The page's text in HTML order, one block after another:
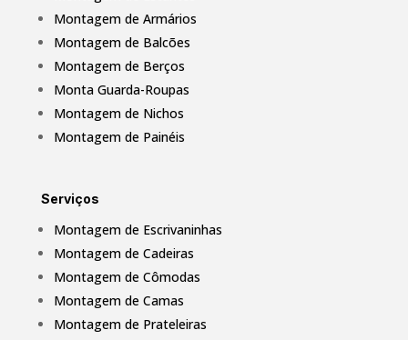
Montagem de Armários
Montagem de Balcões
Montagem de Berços
Monta Guarda-Roupas
Montagem de Nichos
Montagem de Painéis
Serviços
Montagem de Escrivaninhas
Montagem de Cadeiras
Montagem de Cômodas
Montagem de Camas
Montagem de Prateleiras